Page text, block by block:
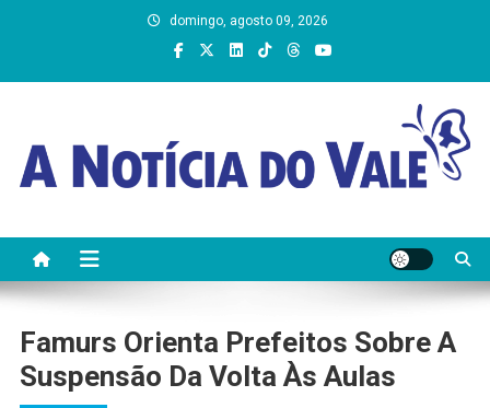
domingo, agosto 09, 2026
Famurs Orienta Prefeitos Sobre A
Suspensão Da Volta Às Aulas